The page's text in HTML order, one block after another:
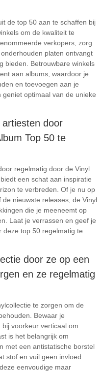
de top 50 aan te schaffen bij
om de kwaliteit te
verkopers, zorg
platen ontvangt
bieden. Betrouwbare winkels
aan albums, waardoor je
en toevoegen aan je
optimaal van de unieke
door
Top 50 te
regelmatig door de Vinyl
een schat aan inspiratie
te verbreden. Of je nu op
nieuwste releases, de Vinyl
die je meeneemt op
Laat je verrassen en geef je
deze top 50 regelmatig te
door ze op een
en ze regelmatig
te zorgen om de
Bewaar je
voorkeur verticaal om
is het belangrijk om
met een antistatische borstel
stof en vuil geen invloed
eenvoudige maar